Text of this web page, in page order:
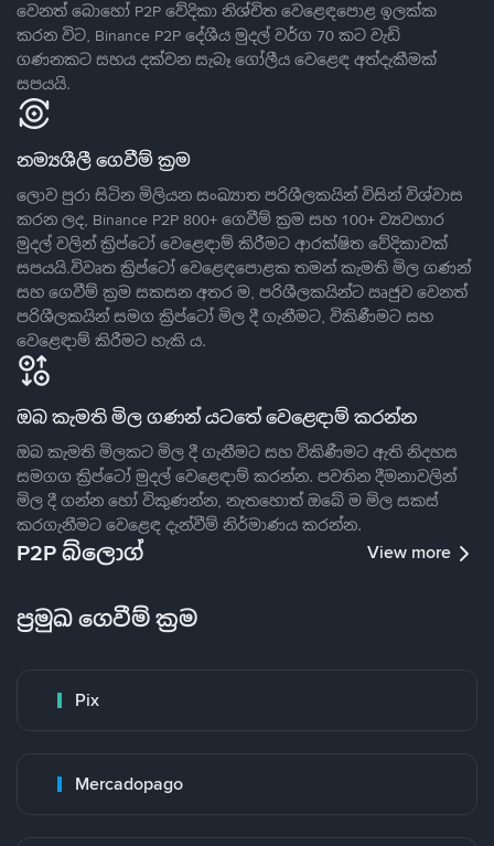
වෙනත් බොහෝ P2P වේදිකා නිශ්චිත වෙළෙඳපොළ ඉලක්ක
කරන විට, Binance P2P දේශීය මුදල් වර්ග 70 කට වැඩි
ගණනකට සහය දක්වන සැබෑ ගෝලීය වෙළෙඳ අත්දැකීමක්
සපයයි.
නම්‍යශීලී ගෙවීම් ක්‍රම
ලොව පුරා සිටින මිලියන සංඛ්‍යාත පරිශීලකයින් විසින් විශ්වාස
කරන ලද, Binance P2P 800+ ගෙවීම් ක්‍රම සහ 100+ ව්‍යවහාර
මුදල් වලින් ක්‍රිප්ටෝ වෙළෙඳාම් කිරීමට ආරක්ෂිත වේදිකාවක්
සපයයි.විවෘත ක්‍රිප්ටෝ වෙළෙඳපොළක තමන් කැමති මිල ගණන්
සහ ගෙවීම් ක්‍රම සකසන අතර ම, පරිශීලකයින්ට ඍජුව වෙනත්
පරිශීලකයින් සමග ක්‍රිප්ටෝ මිල දී ගැනීමට, විකිණීමට සහ
වෙළෙඳාම් කිරීමට හැකි ය.
ඔබ කැමති මිල ගණන් යටතේ වෙළෙඳාම් කරන්න
ඔබ කැමති මිලකට මිල දී ගැනීමට සහ විකිණීමට ඇති නිදහස
සමගග ක්‍රිප්ටෝ මුදල් වෙළෙඳාම් කරන්න. පවතින දීමනාවලින්
මිල දී ගන්න හෝ විකුණන්න, නැතහොත් ඔබේ ම මිල සකස්
කරගැනීමට වෙළෙඳ දැන්වීම් නිර්මාණය කරන්න.
P2P බ්ලොග් View more
ප්‍රමුඛ ගෙවීම් ක්‍රම
Pix
Mercadopago